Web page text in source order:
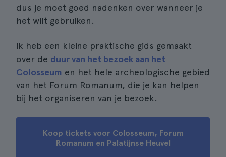
dus je moet goed nadenken over wanneer je
het wilt gebruiken.
Ik heb een kleine praktische gids gemaakt
over de duur van het bezoek aan het
Colosseum en het hele archeologische gebied
van het Forum Romanum, die je kan helpen
bij het organiseren van je bezoek.
Koop tickets voor Colosseum, Forum
Romanum en Palatijnse Heuvel